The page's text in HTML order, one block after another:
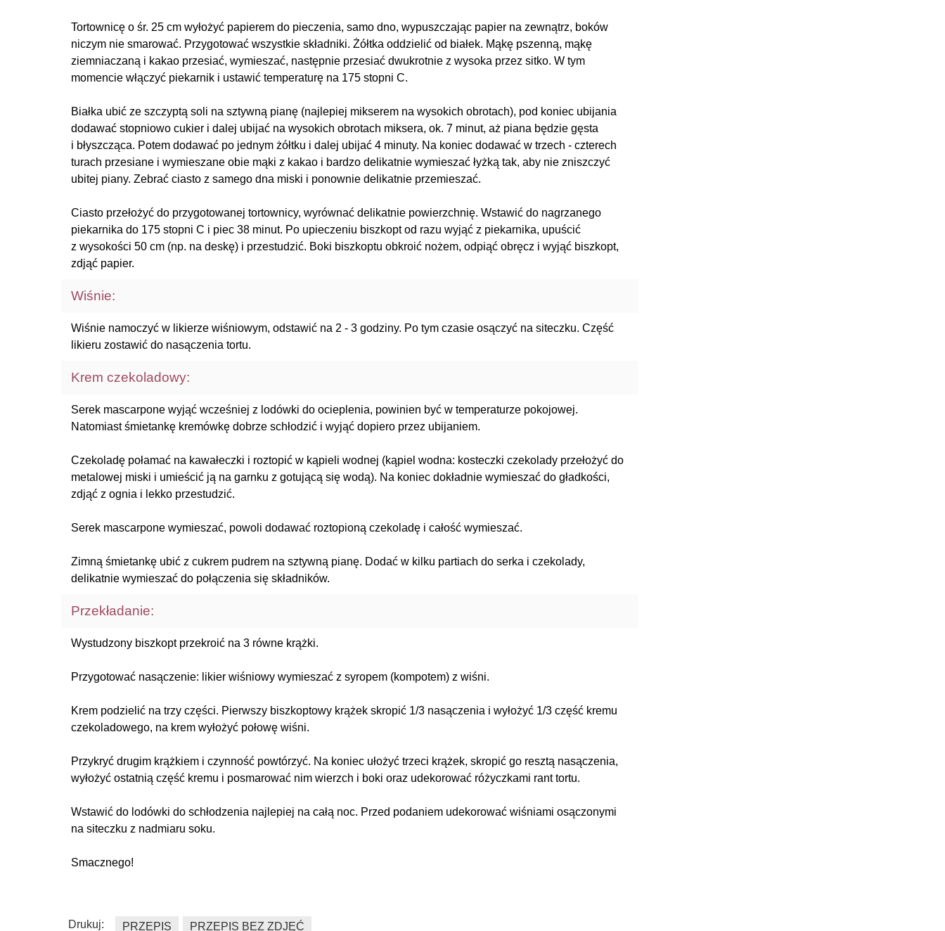
Tortownicę o śr. 25 cm wyłożyć papierem do pieczenia, samo dno, wypuszczając papier na zewnątrz, boków
niczym nie smarować. Przygotować wszystkie składniki. Żółtka oddzielić od białek. Mąkę pszenną, mąkę
ziemniaczaną i kakao przesiać, wymieszać, następnie przesiać dwukrotnie z wysoka przez sitko. W tym
momencie włączyć piekarnik i ustawić temperaturę na 175 stopni C.
Białka ubić ze szczyptą soli na sztywną pianę (najlepiej mikserem na wysokich obrotach), pod koniec ubijania
dodawać stopniowo cukier i dalej ubijać na wysokich obrotach miksera, ok. 7 minut, aż piana będzie gęsta
i błyszcząca. Potem dodawać po jednym żółtku i dalej ubijać 4 minuty. Na koniec dodawać w trzech - czterech
turach przesiane i wymieszane obie mąki z kakao i bardzo delikatnie wymieszać łyżką tak, aby nie zniszczyć
ubitej piany. Zebrać ciasto z samego dna miski i ponownie delikatnie przemieszać.
Ciasto przełożyć do przygotowanej tortownicy, wyrównać delikatnie powierzchnię. Wstawić do nagrzanego
piekarnika do 175 stopni C i piec 38 minut. Po upieczeniu biszkopt od razu wyjąć z piekarnika, upuścić
z wysokości 50 cm (np. na deskę) i przestudzić. Boki biszkoptu obkroić nożem, odpiąć obręcz i wyjąć biszkopt,
zdjąć papier.
Wiśnie:
Wiśnie namoczyć w likierze wiśniowym, odstawić na 2 - 3 godziny. Po tym czasie osączyć na siteczku. Część
likieru zostawić do nasączenia tortu.
Krem czekoladowy:
Serek mascarpone wyjąć wcześniej z lodówki do ocieplenia, powinien być w temperaturze pokojowej.
Natomiast śmietankę kremówkę dobrze schłodzić i wyjąć dopiero przez ubijaniem.
Czekoladę połamać na kawałeczki i roztopić w kąpieli wodnej (kąpiel wodna: kosteczki czekolady przełożyć do
metalowej miski i umieścić ją na garnku z gotującą się wodą). Na koniec dokładnie wymieszać do gładkości,
zdjąć z ognia i lekko przestudzić.
Serek mascarpone wymieszać, powoli dodawać roztopioną czekoladę i całość wymieszać.
Zimną śmietankę ubić z cukrem pudrem na sztywną pianę. Dodać w kilku partiach do serka i czekolady,
delikatnie wymieszać do połączenia się składników.
Przekładanie:
Wystudzony biszkopt przekroić na 3 równe krążki.
Przygotować nasączenie: likier wiśniowy wymieszać z syropem (kompotem) z wiśni.
Krem podzielić na trzy części. Pierwszy biszkoptowy krążek skropić 1/3 nasączenia i wyłożyć 1/3 część kremu
czekoladowego, na krem wyłożyć połowę wiśni.
Przykryć drugim krążkiem i czynność powtórzyć. Na koniec ułożyć trzeci krążek, skropić go resztą nasączenia,
wyłożyć ostatnią część kremu i posmarować nim wierzch i boki oraz udekorować różyczkami rant tortu.
Wstawić do lodówki do schłodzenia najlepiej na całą noc. Przed podaniem udekorować wiśniami osączonymi
na siteczku z nadmiaru soku.
Smacznego!
Drukuj: PRZEPIS PRZEPIS BEZ ZDJĘĆ